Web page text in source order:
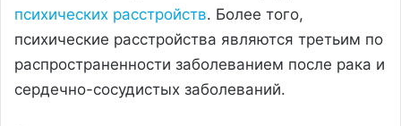
психических расстройств. Более того,
психические расстройства являются третьим по
распространенности заболеванием после рака и
сердечно-сосудистых заболеваний.